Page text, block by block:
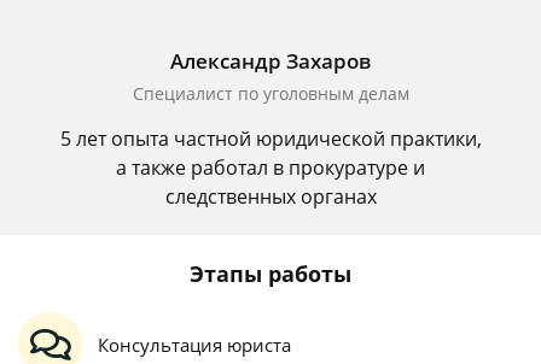
Александр Захаров
Специалист по уголовным делам
5 лет опыта частной юридической практики,
а также работал в прокуратуре и
следственных органах
Этапы работы
Консультация юриста